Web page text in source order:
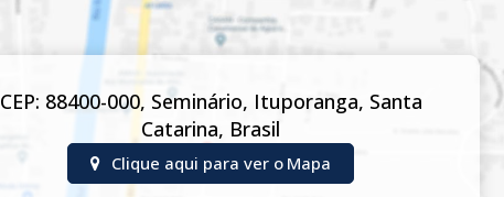
CEP: 88400-000, Seminário, Ituporanga, Santa
Catarina, Brasil
Clique aqui para ver o Mapa